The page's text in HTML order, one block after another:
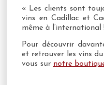
« Les clients sont
vins en Cadillac et
même à l’international
Pour découvrir
et retrouver les vins
vous sur notre